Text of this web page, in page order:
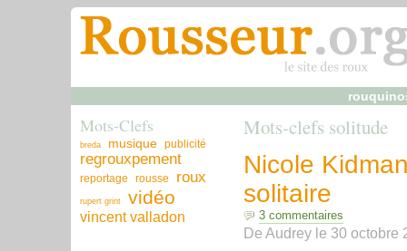
Mots-Clefs
breda musique publicité
regrouxpement
reportage rousse roux
rupert grint vidéo
vincent valladon
Mots-clefs solitude
Nicole
solitaire
3 commentaires
De Audreyle 30 octobre